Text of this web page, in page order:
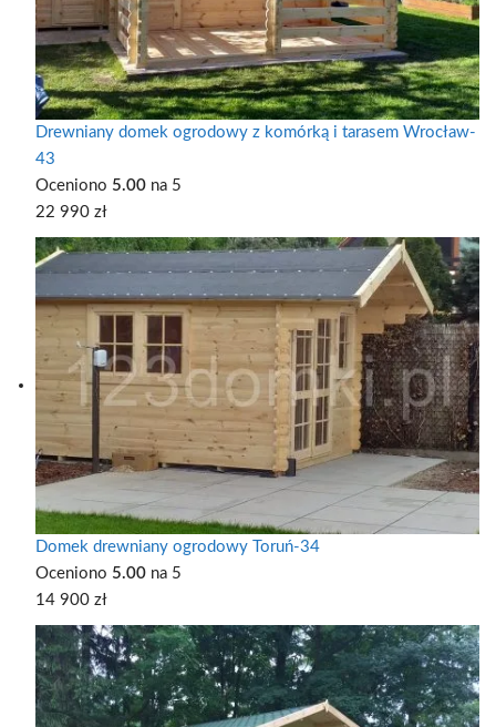
Drewniany domek ogrodowy z komórką i tarasem Wrocław-
43
Oceniono 5.00 na 5
22 990 zł
Domek drewniany ogrodowy Toruń-34
Oceniono 5.00 na 5
14 900 zł